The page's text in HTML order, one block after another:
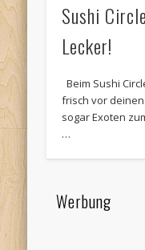
Sushi
Lecker!
Beim Sushi
frisch vor
sogar Exoten
…
Werbung